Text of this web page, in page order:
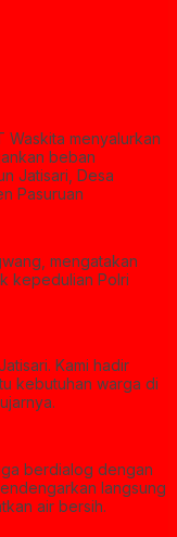
Waskita menyalurkan
beban
Jatisari, Desa
Pasuruan
mengatakan
kepedulian Polri
Kami hadir
kebutuhan warga di
berdialog dengan
langsung
air bersih.